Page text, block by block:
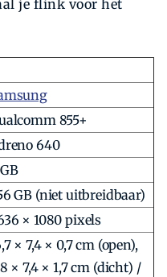
je flink voor het
855+
640
GB (niet uitbreidbaar)
× 1080 pixels
× 7,4 × 0,7 cm (open),
× 7,4 × 1,7 cm (dicht) /